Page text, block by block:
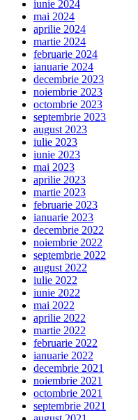
iunie 2024
mai 2024
aprilie 2024
martie 2024
februarie 2024
ianuarie 2024
decembrie 2023
noiembrie 2023
octombrie 2023
septembrie 2023
august 2023
iulie 2023
iunie 2023
mai 2023
aprilie 2023
martie 2023
februarie 2023
ianuarie 2023
decembrie 2022
noiembrie 2022
septembrie 2022
august 2022
iulie 2022
iunie 2022
mai 2022
aprilie 2022
martie 2022
februarie 2022
ianuarie 2022
decembrie 2021
noiembrie 2021
octombrie 2021
septembrie 2021